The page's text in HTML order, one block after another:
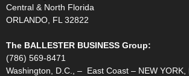
Central & North Florida
ORLANDO, FL 32822
The BALLESTER BUSINESS Group:
(786) 569-8471
Washington, D.C., – East Coast – NEW YORK,